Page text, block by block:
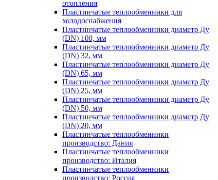
отопления
Пластинчатые теплообменники для
холодоснабжения
Пластинчатые теплообменники диаметр Ду
(DN) 100, мм
Пластинчатые теплообменники диаметр Ду
(DN) 32, мм
Пластинчатые теплообменники диаметр Ду
(DN) 65, мм
Пластинчатые теплообменники диаметр Ду
(DN) 25, мм
Пластинчатые теплообменники диаметр Ду
(DN) 50, мм
Пластинчатые теплообменники диаметр Ду
(DN) 20, мм
Пластинчатые теплообменники
производство: Дания
Пластинчатые теплообменники
производство: Италия
Пластинчатые теплообменники
производство: Россия